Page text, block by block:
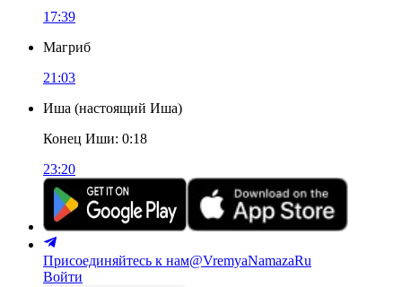
17:39
Магриб
21:03
Иша (настоящий Иша)
Конец Иши: 0:18
23:20
Присоединяйтесь к нам@VremyaNamazaRu
Войти